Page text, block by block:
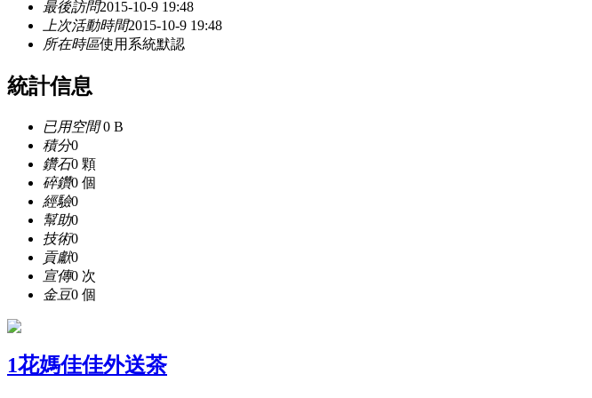
最後訪問2015-10-9 19:48
上次活動時間2015-10-9 19:48
所在時區使用系統默認
統計信息
已用空間0 B
積分0
鑽石0 顆
碎鑽0 個
經驗0
幫助0
技術0
貢獻0
宣傳0 次
金豆0 個
1花媽佳佳外送茶